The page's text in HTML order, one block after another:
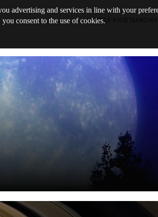
HOMELA RIVISTA
advertising and services in line with your
consent to the use of cookies.